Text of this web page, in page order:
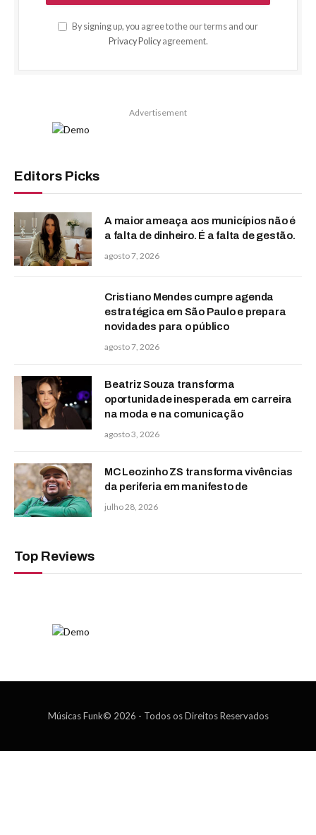
By signing up, you agree to the our terms and our
Privacy Policyagreement.
Advertisement
Editors Picks
A maior ameaça aos municípios não é
a falta de dinheiro. É a falta de gestão.
agosto 7, 2026
Cristiano Mendes cumpre agenda
estratégica em São Paulo e prepara
novidades para o público
agosto 7, 2026
Beatriz Souza transforma
oportunidade inesperada em carreira
na moda e na comunicação
agosto 3, 2026
MC Leozinho ZS transforma vivências
da periferia em manifesto de
julho 28, 2026
Top Reviews
Músicas Funk© 2026 - Todos os Direitos Reservados